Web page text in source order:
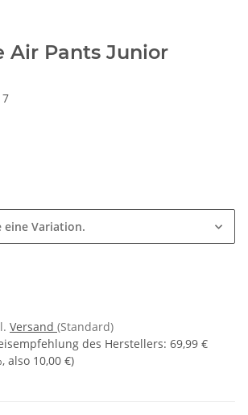
Air Pants Junior
eine Variation.
Versand (Standard)
des Herstellers: 69,99 €
, also 10,00 €)